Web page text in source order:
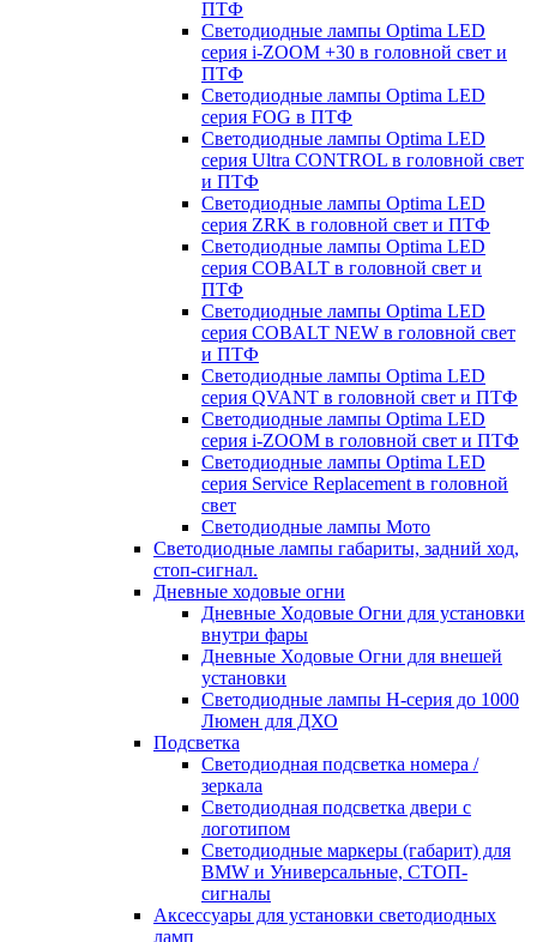
ПТФ
Светодиодные лампы Optima LED
серия i-ZOOM +30 в головной свет и
ПТФ
Светодиодные лампы Optima LED
серия FOG в ПТФ
Светодиодные лампы Optima LED
серия Ultra CONTROL в головной свет
и ПТФ
Светодиодные лампы Optima LED
серия ZRK в головной свет и ПТФ
Светодиодные лампы Optima LED
серия COBALT в головной свет и
ПТФ
Светодиодные лампы Optima LED
серия COBALT NEW в головной свет
и ПТФ
Светодиодные лампы Optima LED
серия QVANT в головной свет и ПТФ
Светодиодные лампы Optima LED
серия i-ZOOM в головной свет и ПТФ
Светодиодные лампы Optima LED
серия Service Replacement в головной
свет
Светодиодные лампы Мото
Светодиодные лампы габариты, задний ход,
стоп-сигнал.
Дневные ходовые огни
Дневные Ходовые Огни для установки
внутри фары
Дневные Ходовые Огни для внешей
установки
Светодиодные лампы H-серия до 1000
Люмен для ДХО
Подсветка
Светодиодная подсветка номера /
зеркала
Светодиодная подсветка двери с
логотипом
Светодиодные маркеры (габарит) для
BMW и Универсальные, СТОП-
сигналы
Аксессуары для установки светодиодных
ламп